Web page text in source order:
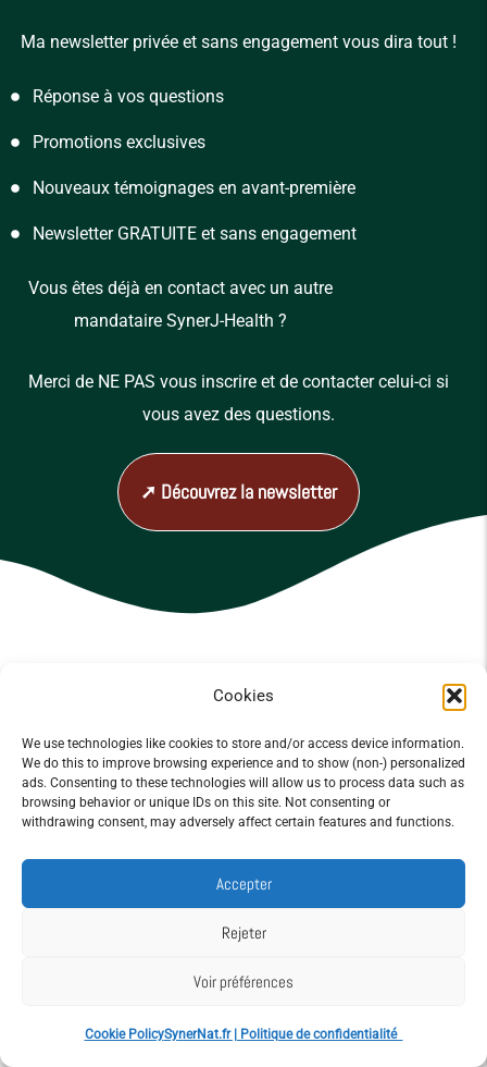
Cookies
We use technologies like cookies to store and/or access device information.
We do this to improve browsing experience and to show (non-) personalized
ads. Consenting to these technologies will allow us to process data such as
browsing behavior or unique IDs on this site. Not consenting or
withdrawing consent, may adversely affect certain features and functions.
Accepter
Rejeter
Voir préférences
Cookie PolicySynerNat.fr | Politique de confidentialité
Ma newsletter privée et sans engagement vous dira tout !
Réponse à vos questions
Promotions exclusives
Nouveaux témoignages en avant-première
Newsletter GRATUITE et sans engagement
Vous êtes déjà en contact avec un autre
mandataire SynerJ-Health ?
Merci de NE PAS vous inscrire et de contacter celui-ci si
vous avez des questions.
➚ Découvrez la newsletter
Vous avez des questions ?
Contactez moi par e-mail 📩
contact@synernat.fr